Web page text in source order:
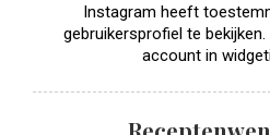
Instagram heeft
gebruikersprofiel te
account in